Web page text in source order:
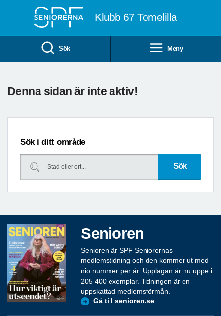
Klubb 67 Tomelilla
Sök Meny
Denna sidan är inte aktiv!
Föregående
datum
Sök i ditt område
Senioren
Senioren är SPF Seniorernas
medlemstidning och den kommer ut med
nio nummer per år. Upplagan är nu uppe i
205 400 exemplar. Tidningen är en
uppskattad medlemsförmån.
Gå till senioren.se